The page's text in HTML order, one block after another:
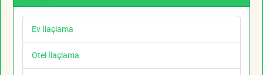
Ev İlaçlama
Otel İlaçlama